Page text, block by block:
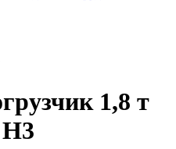
1,8 т